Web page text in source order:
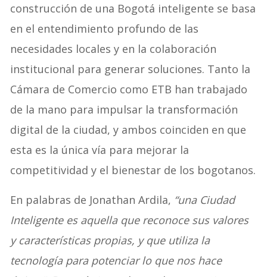
construcción de una Bogotá inteligente se basa
en el entendimiento profundo de las
necesidades locales y en la colaboración
institucional para generar soluciones. Tanto la
Cámara de Comercio como ETB han trabajado
de la mano para impulsar la transformación
digital de la ciudad, y ambos coinciden en que
esta es la única vía para mejorar la
competitividad y el bienestar de los bogotanos.
En palabras de Jonathan Ardila, “una Ciudad
Inteligente es aquella que reconoce sus valores
y características propias, y que utiliza la
tecnología para potenciar lo que nos hace